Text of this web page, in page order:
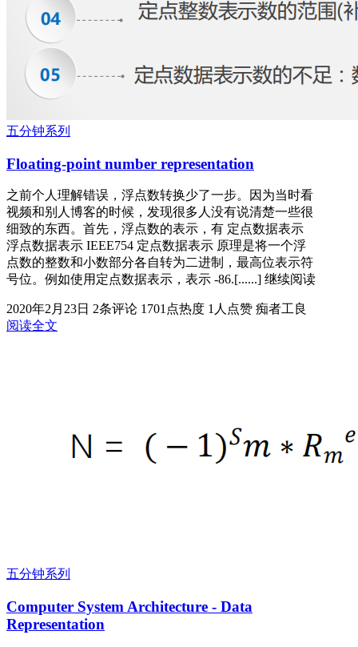
五分钟系列
Floating-point number representation
之前个人理解错误，浮点数转换少了一步。因为当时看
视频和别人博客的时候，发现很多人没有说清楚一些很
细致的东西。首先，浮点数的表示，有 定点数据表示
浮点数据表示 IEEE754 定点数据表示 原理是将一个浮
点数的整数和小数部分各自转为二进制，最高位表示符
号位。例如使用定点数据表示，表示 -86.[......] 继续阅读
2020年2月23日 2条评论 1701点热度 1人点赞 痴者工良
阅读全文
五分钟系列
Computer System Architecture - Data
Representation